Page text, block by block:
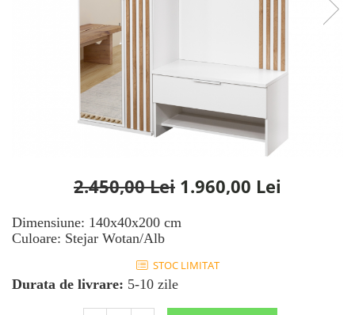
2.450,00 Lei 1.960,00 Lei
Dimensiune: 140x40x200 cm
Culoare: Stejar Wotan/Alb
STOC LIMITAT
Durata de livrare: 5-10 zile